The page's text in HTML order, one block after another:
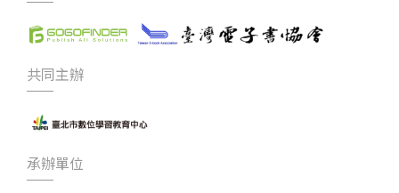
共同主辦
承辦單位